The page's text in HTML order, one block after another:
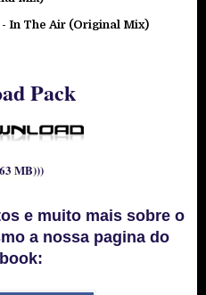
In The Air (Original Mix)
Pack
MB)))
e muito mais sobre o
a nossa pagina do